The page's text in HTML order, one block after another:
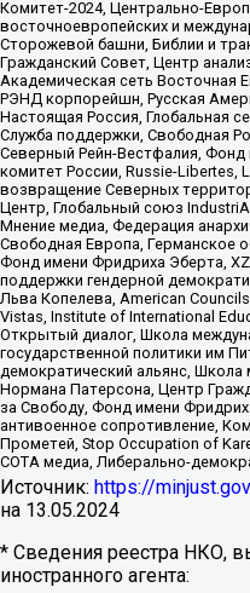
Комитет-2024, Центрально-
восточноевропейских и
Сторожевой башни, Библии и
Гражданский Совет, Центр
Академическая сеть Восточная
РЭНД корпорейшн, Русская
Настоящая Россия, Глобальная
Служба поддержки, Свободная
Северный Рейн-Вестфалия,
комитет России, Russie-Libertes,
возвращение Северных
Центр, Глобальный союз
Мнение медиа, Федерация
Свободная Европа, Германское
Фонд имени Фридриха Эберта,
поддержки гендерной
Льва Копелева, American
Vistas, Institute of International
Открытый диалог, Школа
государственной политики им
демократический альянс,
Нормана Патерсона, Центр
за Свободу, Фонд имени
антивоенное сопротивление,
Прометей, Stop Occupation of
СОТА медиа, Либерально-
Источник: https://
на 13.05.2024
* Сведения реестра НКО,
иностранного агента: